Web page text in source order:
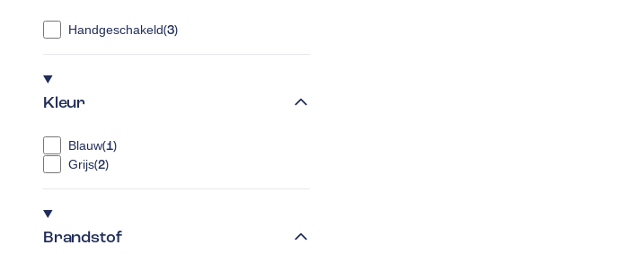
Handgeschakeld(3)
Kleur
Blauw(1)
Grijs(2)
Brandstof